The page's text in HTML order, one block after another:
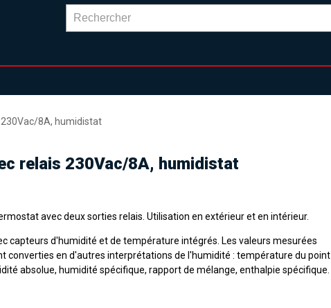
8A, humidistat
relais 230Vac/8A, humidistat
avec deux sorties relais. Utilisation en extérieur et en intérieur.
capteurs d'humidité et de température intégrés. Les valeurs mesurées
converties en d'autres interprétations de l'humidité : température du point
absolue, humidité spécifique, rapport de mélange, enthalpie spécifique.